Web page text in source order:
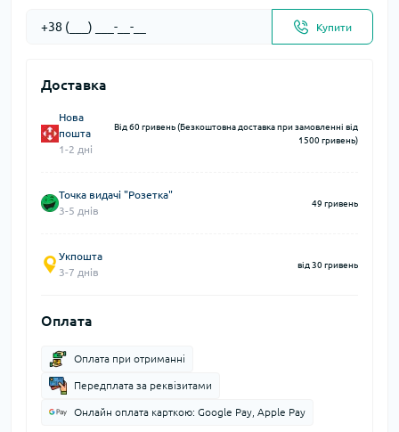
Купити
Доставка
Нова
пошта
1-2 дні
Від 60 гривень (Безкоштовна доставка при замовленні від
1500 гривень)
Точка видачі "Розетка"
3-5 днів
49 гривень
Укпошта
3-7 днів
від 30 гривень
Оплата
Оплата при отриманні
Передплата за реквізитами
Онлайн оплата карткою: Google Pay, Apple Pay